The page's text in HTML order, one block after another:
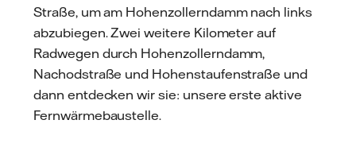
Straße, um am Hohenzollerndamm nach links
abzubiegen. Zwei weitere Kilometer auf
Radwegen durch Hohenzollerndamm,
Nachodstraße und Hohenstaufenstraße und
dann entdecken wir sie: unsere erste aktive
Fernwärmebaustelle.